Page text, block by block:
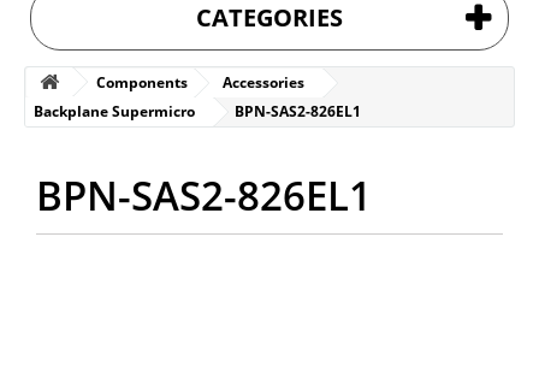
CATEGORIES
Components
Accessories
Backplane Supermicro
BPN-SAS2-826EL1
BPN-SAS2-826EL1